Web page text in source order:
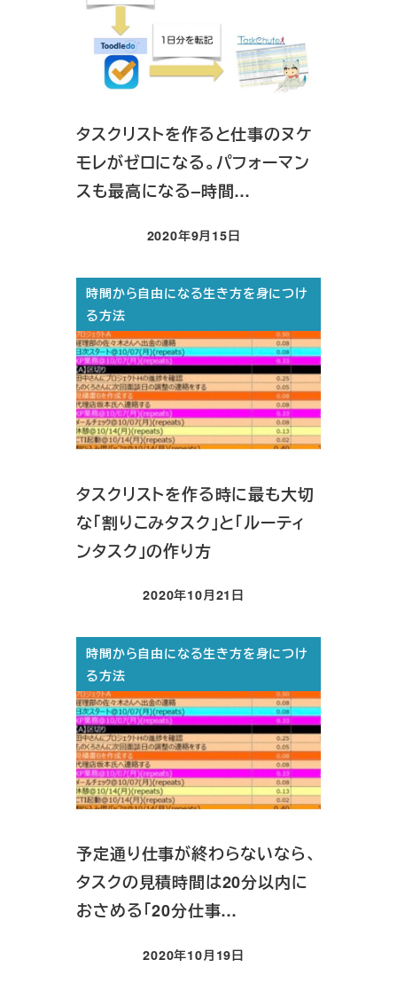
タスクリストを作ると仕事のヌケ
モレがゼロになる。パフォーマン
スも最高になる–時間…
投稿日
2020年9月15日
時間から自由になる生き方を身につけ
る方法
タスクリストを作る時に最も大切
な「割りこみタスク」と「ルーティ
ンタスク」の作り方
投稿日
2020年10月21日
時間から自由になる生き方を身につけ
る方法
予定通り仕事が終わらないなら、
タスクの見積時間は20分以内に
おさめる「20分仕事…
投稿日
2020年10月19日